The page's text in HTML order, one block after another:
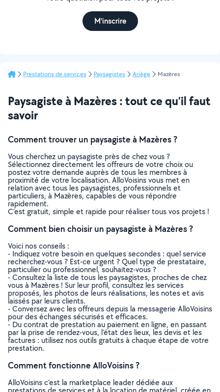
M'inscrire
Prestations de services Paysagistes Ariège Mazères
Paysagiste à Mazères : tout ce qu’il faut
savoir
Comment trouver un paysagiste à Mazères ?
Vous cherchez un paysagiste près de chez vous ?
Sélectionnez directement les offreurs de votre choix ou
postez votre demande auprès de tous les membres à
proximité de votre localisation. AlloVoisins vous met en
relation avec tous les paysagistes, professionnels et
particuliers, à Mazères, capables de vous répondre
rapidement.
C’est gratuit, simple et rapide pour réaliser tous vos projets !
Comment bien choisir un paysagiste à Mazères ?
Voici nos conseils :
- Indiquez votre besoin en quelques secondes : quel service
recherchez-vous ? Est-ce urgent ? Quel type de prestataire,
particulier ou professionnel, souhaitez-vous ?
- Consultez la liste de tous les paysagistes, proches de chez
vous à Mazères ! Sur leur profil, consultez les services
proposés, les photos de leurs réalisations, les notes et avis
laissés par leurs clients.
- Conversez avec les offreurs depuis la messagerie AlloVoisins
pour des échanges sécurisés et efficaces.
- Du contrat de prestation au paiement en ligne, en passant
par la prise de rendez-vous, l’état des lieux, les devis et les
factures : utilisez nos outils gratuits à chaque étape de votre
prestation.
Comment fonctionne AlloVoisins ?
AlloVoisins c’est la marketplace leader dédiée aux